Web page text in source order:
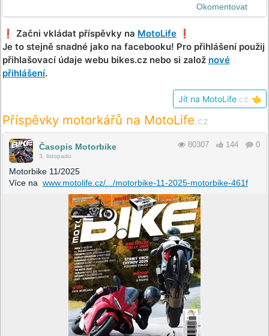
Okomentovat
❗️ Začni vkládat příspěvky na MotoLife ❗️
Je to stejně snadné jako na facebooku! Pro přihlášení použij
přihlašovací údaje webu bikes.cz nebo si založ nové
přihlášení.
Jít na MotoLife .cz 👈
Příspěvky motorkářů na MotoLife.cz
Časopis Motorbike
3. listopadu
80307 144 0
Motorbike 11/2025
Více na www.motolife.cz/.../motorbike-11-2025-motorbike-461f